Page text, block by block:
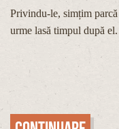
Privindu-le, simțim
urme lasă timpul după el.